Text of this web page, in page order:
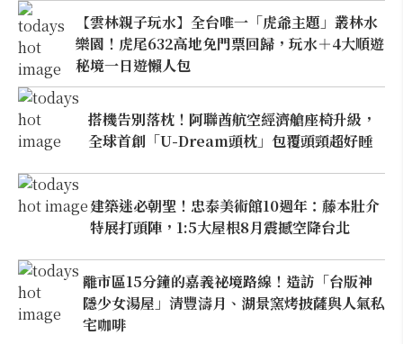
【雲林親子玩水】全台唯一「虎爺主題」叢林水
樂園！虎尾632高地免門票回歸，玩水＋4大順遊
秘境一日遊懶人包
搭機告別落枕！阿聯酋航空經濟艙座椅升級，
全球首創「U-Dream頭枕」包覆頭頸超好睡
建築迷必朝聖！忠泰美術館10週年：藤本壯介
特展打頭陣，1:5大屋根8月震撼空降台北
離市區15分鐘的嘉義祕境路線！造訪「台版神
隱少女湯屋」清豐濤月、湖景窯烤披薩與人氣私
宅咖啡